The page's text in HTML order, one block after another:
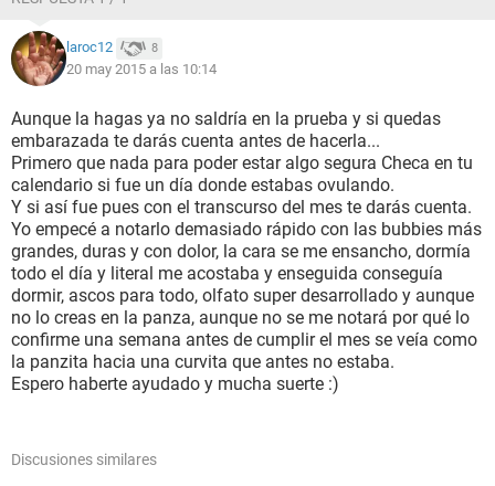
laroc12 8
20 may 2015 a las 10:14
Aunque la hagas ya no saldría en la prueba y si quedas
embarazada te darás cuenta antes de hacerla...
Primero que nada para poder estar algo segura Checa en tu
calendario si fue un día donde estabas ovulando.
Y si así fue pues con el transcurso del mes te darás cuenta.
Yo empecé a notarlo demasiado rápido con las bubbies más
grandes, duras y con dolor, la cara se me ensancho, dormía
todo el día y literal me acostaba y enseguida conseguía
dormir, ascos para todo, olfato super desarrollado y aunque
no lo creas en la panza, aunque no se me notará por qué lo
confirme una semana antes de cumplir el mes se veía como
la panzita hacia una curvita que antes no estaba.
Espero haberte ayudado y mucha suerte :)
Discusiones similares